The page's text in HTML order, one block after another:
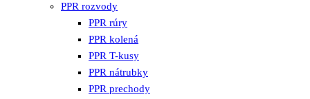
PPR rozvody
PPR rúry
PPR kolená
PPR T-kusy
PPR nátrubky
PPR prechody